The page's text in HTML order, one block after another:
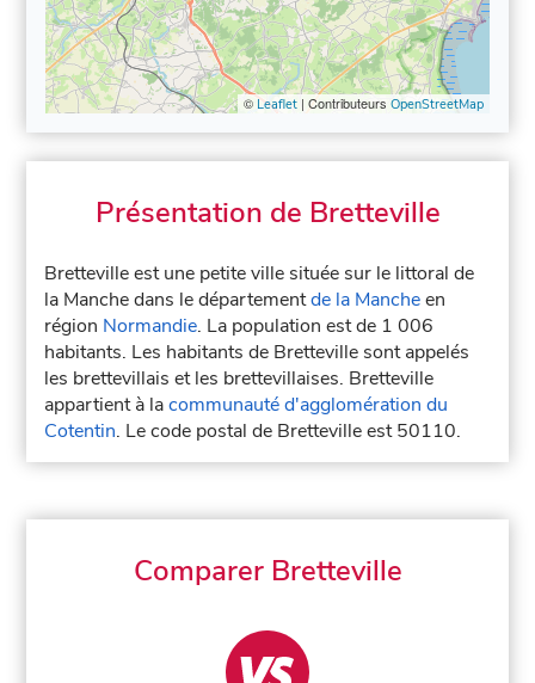
© Leaflet| Contributeurs OpenStreetMap
Présentation de Bretteville
Bretteville est une petite ville située sur le littoral de
la Manche dans le départementde la Mancheen
région Normandie. La population est de 1 006
habitants. Les habitants de Bretteville sont appelés
les brettevillais et les brettevillaises. Bretteville
appartient à lacommunauté d'agglomération du
Cotentin. Le code postal de Bretteville est 50110.
Comparer Bretteville